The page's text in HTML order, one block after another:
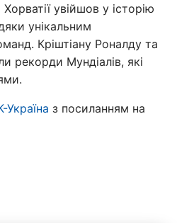
увійшов у історію
унікальним
Кріштіану Роналду та
рекорди Мундіалів, які
Україна з посиланням на